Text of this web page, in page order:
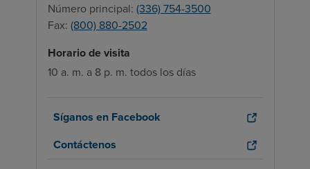
Número principal: (336) 754-3500
Fax: (800) 880-2502
Horario de visita
10 a. m. a 8 p. m. todos los días
Síganos en Facebook
Contáctenos